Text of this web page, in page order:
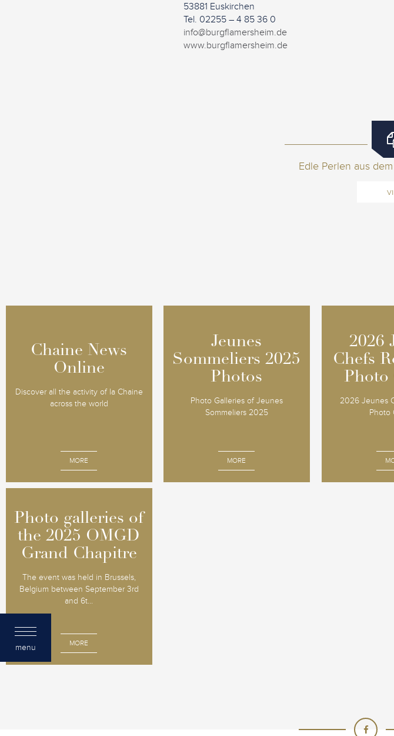
menu
53881 Euskirchen
Tel. 02255 – 4 85 36 0
info@burgflamersheim.de
www.burgflamersheim.de
Edle Perlen aus
Chaine News
Online
Discover all the activity of la Chaine
across the world
MORE
Chaine News
Online
Jeunes
Sommeliers 2025
Photos
Photo Galleries of Jeunes
Sommeliers 2025
MORE
Jeunes
Sommeliers 2025
Photos
2026
Chefs
Photo
2026 Jeunes
Photo
2026
Chefs
Photo
Photo galleries of
the 2025 OMGD
Grand Chapitre
The event was held in Brussels,
Belgium between September 3rd
and 6t...
MORE
Photo galleries of
the 2025 OMGD
Grand Chapitre